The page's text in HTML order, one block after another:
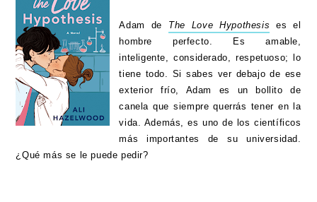
Adam de The Love Hypothesis
es el
hombre perfecto. Es amable,
inteligente, considerado, respetuoso; lo
tiene todo. Si sabes ver debajo de ese
exterior frío, Adam es un bollito de
canela que siempre querrás tener en la
vida. Además, es uno de los científicos
más importantes de su universidad.
¿Qué más se le puede pedir?